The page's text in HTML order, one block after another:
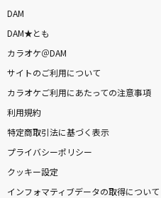
DAM
DAM★とも
カラオケ＠DAM
サイトのご利用について
カラオケご利用にあたっての注意事項
利用規約
特定商取引法に基づく表示
プライバシーポリシー
クッキー設定
インフォマティブデータの取得について